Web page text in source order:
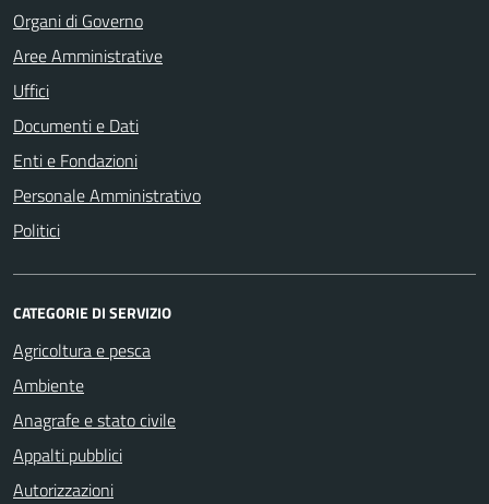
Organi di Governo
Aree Amministrative
Uffici
Documenti e Dati
Enti e Fondazioni
Personale Amministrativo
Politici
CATEGORIE DI SERVIZIO
Agricoltura e pesca
Ambiente
Anagrafe e stato civile
Appalti pubblici
Autorizzazioni